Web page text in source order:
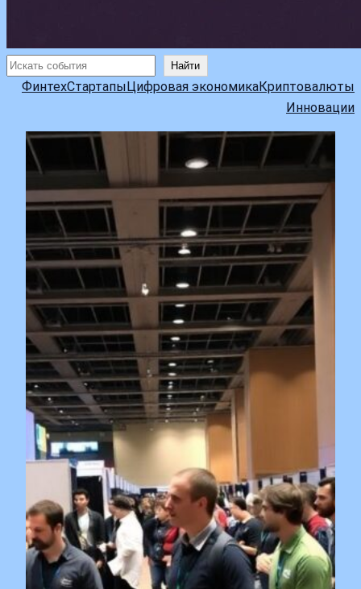
Поиск Найти
ФинтехСтартапыЦифровая экономикаКриптовалюты
Инновации